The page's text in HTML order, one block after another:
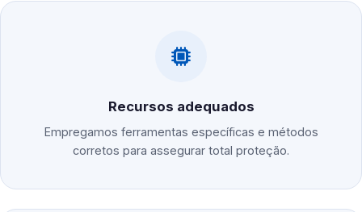
Recursos adequados
Empregamos ferramentas específicas e métodos
corretos para assegurar total proteção.